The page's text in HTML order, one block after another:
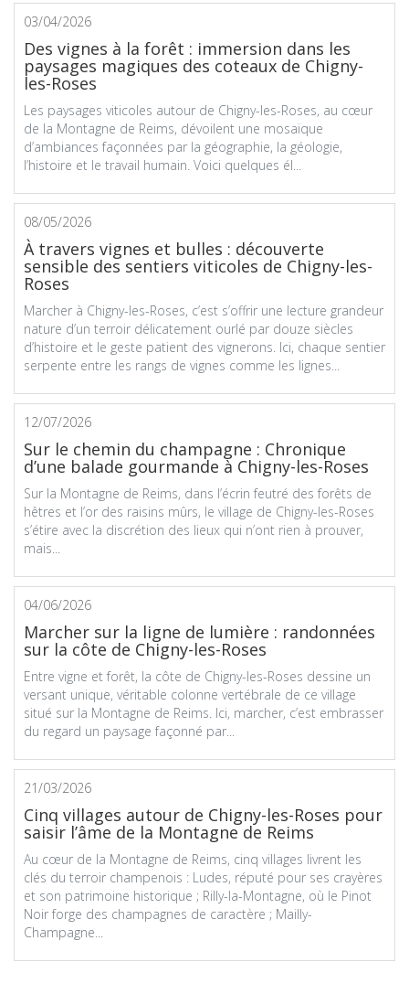
03/04/2026
Des vignes à la forêt : immersion dans les
paysages magiques des coteaux de Chigny-
les-Roses
Les paysages viticoles autour de Chigny-les-Roses, au cœur
de la Montagne de Reims, dévoilent une mosaïque
d’ambiances façonnées par la géographie, la géologie,
l’histoire et le travail humain. Voici quelques él...
08/05/2026
À travers vignes et bulles : découverte
sensible des sentiers viticoles de Chigny-les-
Roses
Marcher à Chigny-les-Roses, c’est s’offrir une lecture grandeur
nature d’un terroir délicatement ourlé par douze siècles
d’histoire et le geste patient des vignerons. Ici, chaque sentier
serpente entre les rangs de vignes comme les lignes...
12/07/2026
Sur le chemin du champagne : Chronique
d’une balade gourmande à Chigny-les-Roses
Sur la Montagne de Reims, dans l’écrin feutré des forêts de
hêtres et l’or des raisins mûrs, le village de Chigny-les-Roses
s’étire avec la discrétion des lieux qui n’ont rien à prouver,
mais...
04/06/2026
Marcher sur la ligne de lumière : randonnées
sur la côte de Chigny-les-Roses
Entre vigne et forêt, la côte de Chigny-les-Roses dessine un
versant unique, véritable colonne vertébrale de ce village
situé sur la Montagne de Reims. Ici, marcher, c’est embrasser
du regard un paysage façonné par...
21/03/2026
Cinq villages autour de Chigny-les-Roses pour
saisir l’âme de la Montagne de Reims
Au cœur de la Montagne de Reims, cinq villages livrent les
clés du terroir champenois : Ludes, réputé pour ses crayères
et son patrimoine historique ; Rilly-la-Montagne, où le Pinot
Noir forge des champagnes de caractère ; Mailly-
Champagne...